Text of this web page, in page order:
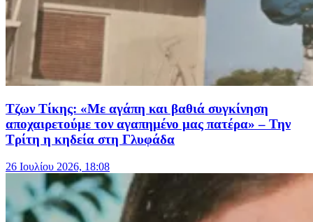
Τζων Τίκης: «Με αγάπη και βαθιά συγκίνηση
αποχαιρετούμε τον αγαπημένο μας πατέρα» – Την
Τρίτη η κηδεία στη Γλυφάδα
26 Ιουλίου 2026, 18:08